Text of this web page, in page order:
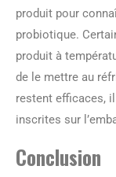
produit pour
probiotique.
produit à
de le mettre au
restent efficaces,
inscrites sur
Conclusion